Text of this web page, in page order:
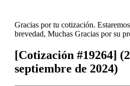
Gracias por tu cotización.
brevedad, Muchas Gracias por su
[Cotización #19264]
septiembre de 2024)